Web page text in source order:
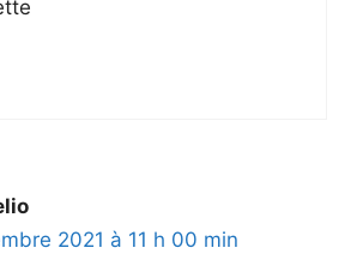
2021 à 11 h 00 min